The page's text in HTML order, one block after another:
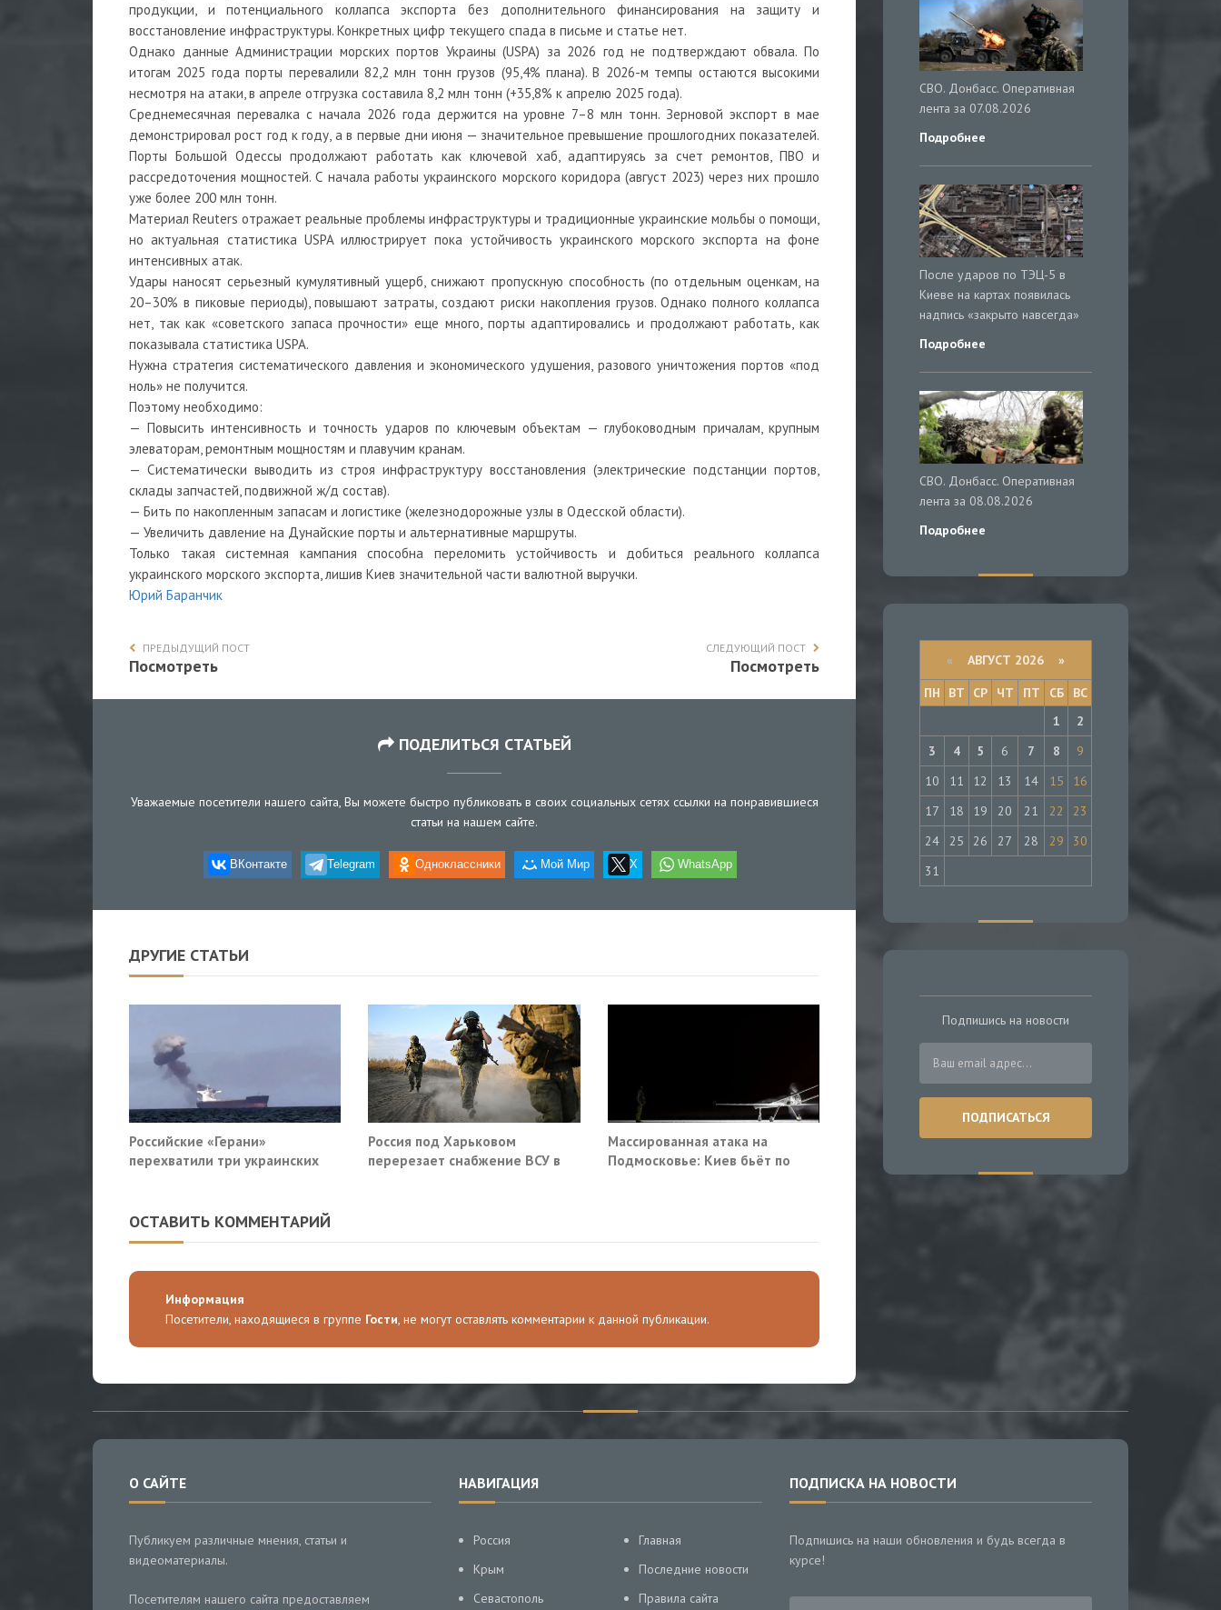
продукции, и потенциального коллапса экспорта без дополнительного финансирования на защиту и
восстановление инфраструктуры. Конкретных цифр текущего спада в письме и статье нет.
Однако данные Администрации морских портов Украины (USPA) за 2026 год не подтверждают обвала. По
итогам 2025 года порты перевалили 82,2 млн тонн грузов (95,4% плана). В 2026-м темпы остаются высокими
несмотря на атаки, в апреле отгрузка составила 8,2 млн тонн (+35,8% к апрелю 2025 года).
Среднемесячная перевалка с начала 2026 года держится на уровне 7–8 млн тонн. Зерновой экспорт в мае
демонстрировал рост год к году, а в первые дни июня — значительное превышение прошлогодних показателей.
Порты Большой Одессы продолжают работать как ключевой хаб, адаптируясь за счет ремонтов, ПВО и
рассредоточения мощностей. С начала работы украинского морского коридора (август 2023) через них прошло
уже более 200 млн тонн.
Материал Reuters отражает реальные проблемы инфраструктуры и традиционные украинские мольбы о помощи,
но актуальная статистика USPA иллюстрирует пока устойчивость украинского морского экспорта на фоне
интенсивных атак.
Удары наносят серьезный кумулятивный ущерб, снижают пропускную способность (по отдельным оценкам, на
20–30% в пиковые периоды), повышают затраты, создают риски накопления грузов. Однако полного коллапса
нет, так как «советского запаса прочности» еще много, порты адаптировались и продолжают работать, как
показывала статистика USPA.
Нужна стратегия систематического давления и экономического удушения, разового уничтожения портов «под
ноль» не получится.
Поэтому необходимо:
— Повысить интенсивность и точность ударов по ключевым объектам — глубоководным причалам, крупным
элеваторам, ремонтным мощностям и плавучим кранам.
— Систематически выводить из строя инфраструктуру восстановления (электрические подстанции портов,
склады запчастей, подвижной ж/д состав).
— Бить по накопленным запасам и логистике (железнодорожные узлы в Одесской области).
— Увеличить давление на Дунайские порты и альтернативные маршруты.
Только такая системная кампания способна переломить устойчивость и добиться реального коллапса
украинского морского экспорта, лишив Киев значительной части валютной выручки.
Юрий Баранчик
ПРЕДЫДУЩИЙ ПОСТ
Посмотреть
СЛЕДУЮЩИЙ ПОСТ
Посмотреть
ПОДЕЛИТЬСЯ СТАТЬЕЙ
Уважаемые посетители нашего сайта, Вы можете быстро публиковать в своих социальных сетях ссылки на понравившиеся
статьи на нашем сайте.
ВКонтакте Telegram Одноклассники Мой Мир X WhatsApp
ДРУГИЕ СТАТЬИ
Российские «Герани»
перехватили три украинских
Россия под Харьковом
перерезает снабжение ВСУ в
Массированная атака на
Подмосковье: Киев бьёт по
ОСТАВИТЬ КОММЕНТАРИЙ
Информация
Посетители, находящиеся в группе Гости, не могут оставлять комментарии к данной публикации.
СВО. Донбасс. Оперативная
лента за 07.08.2026
Подробнее
После ударов по ТЭЦ-5 в
Киеве на картах появилась
надпись «закрыто навсегда»
Подробнее
СВО. Донбасс. Оперативная
лента за 08.08.2026
Подробнее
« АВГУСТ 2026 »
ПН
ВТ СР ЧТ ПТ СБ
ВС
1
2
3
4 5 6 7 8
9
10
11 12 13 14 15
16
17
18 19 20 21 22
23
24
25 26 27 28 29
30
31
Подпишись на новости
О САЙТЕ
Публикуем различные мнения, статьи и
видеоматериалы.
Посетителям нашего сайта предоставляем
НАВИГАЦИЯ
Россия
Крым
Севастополь
Главная
Последние новости
Правила сайта
ПОДПИСКА НА НОВОСТИ
Подпишись на наши обновления и будь всегда в
курсе!